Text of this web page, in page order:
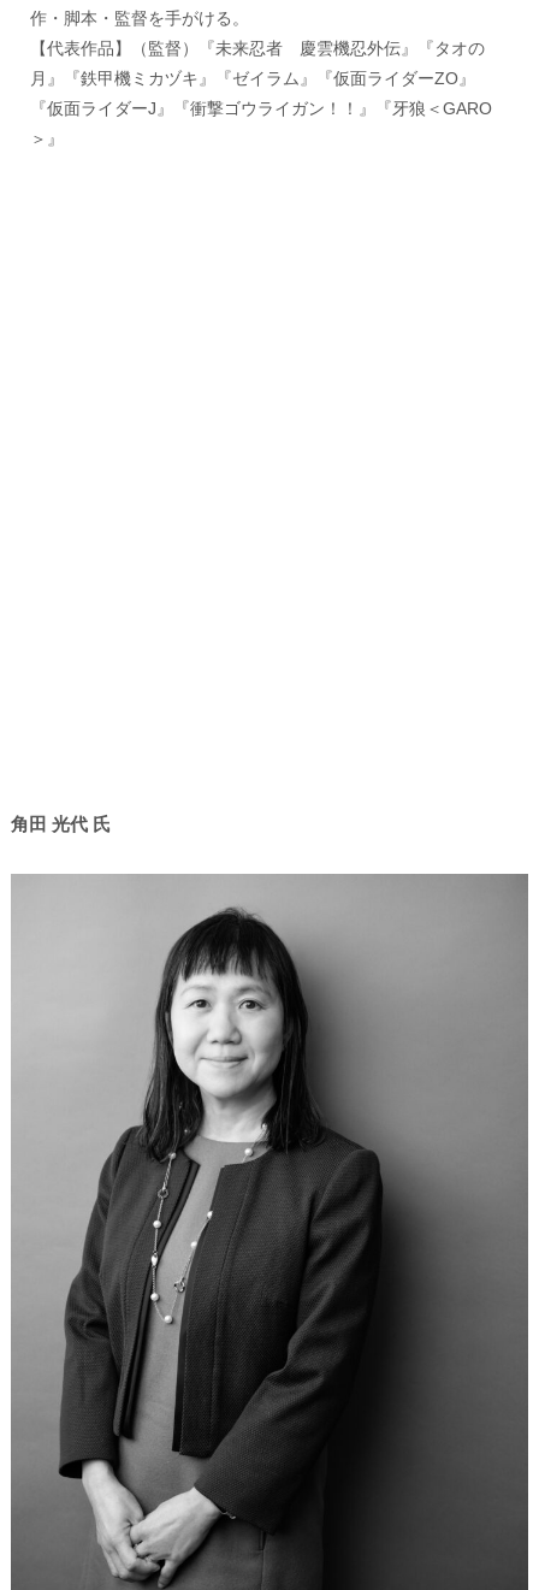
作・脚本・監督を手がける。
【代表作品】（監督）『未来忍者 慶雲機忍外伝』『タオの
月』『鉄甲機ミカヅキ』『ゼイラム』『仮面ライダーZO』
『仮面ライダーJ』『衝撃ゴウライガン！！』『牙狼＜GARO
＞』
角田 光代 氏